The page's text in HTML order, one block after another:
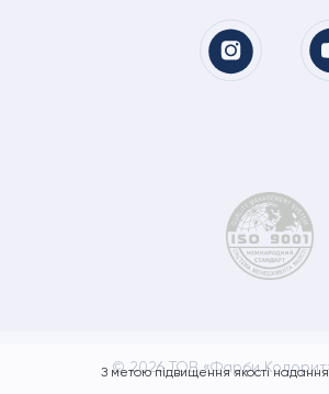
© 2026 ТОВ «Фарби
З метою підвищення якості